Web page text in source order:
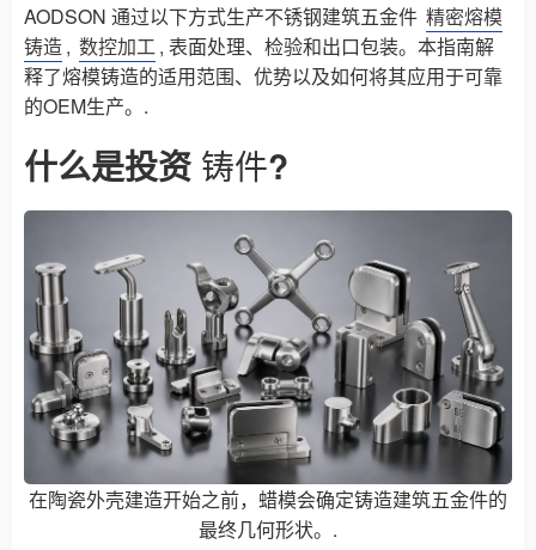
AODSON 通过以下方式生产不锈钢建筑五金件 精密熔模
铸造, 数控加工, 表面处理、检验和出口包装。本指南解
释了熔模铸造的适用范围、优势以及如何将其应用于可靠
的OEM生产。.
什么是投资 铸件?
在陶瓷外壳建造开始之前，蜡模会确定铸造建筑五金件的
最终几何形状。.